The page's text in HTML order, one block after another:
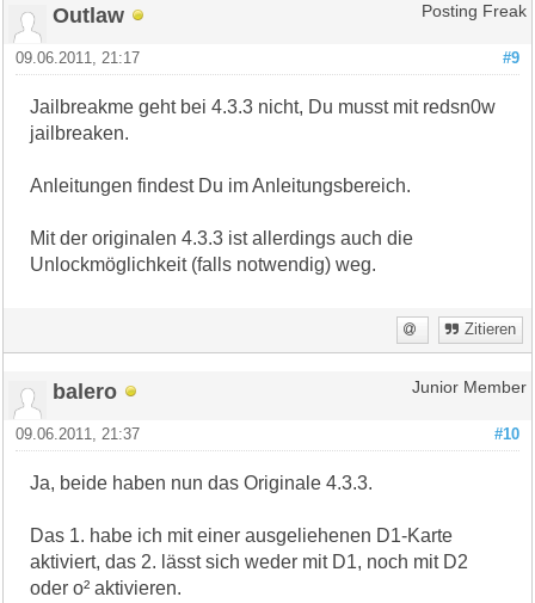
Outlaw Posting Freak
#9
09.06.2011, 21:17
Jailbreakme geht bei 4.3.3 nicht, Du musst mit redsn0w
jailbreaken.
Anleitungen findest Du im Anleitungsbereich.
Mit der originalen 4.3.3 ist allerdings auch die
Unlockmöglichkeit (falls notwendig) weg.
Zitieren
balero Junior Member
#10
09.06.2011, 21:37
Ja, beide haben nun das Originale 4.3.3.
Das 1. habe ich mit einer ausgeliehenen D1-Karte
aktiviert, das 2. lässt sich weder mit D1, noch mit D2
oder o² aktivieren.